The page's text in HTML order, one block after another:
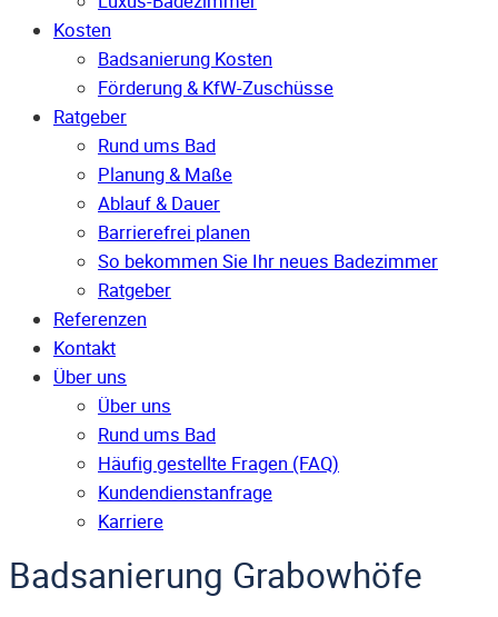
Kosten
Badsanierung Kosten
Förderung & KfW-Zuschüsse
Ratgeber
Rund ums Bad
Planung & Maße
Ablauf & Dauer
Barrierefrei planen
So bekommen Sie Ihr neues Badezimmer
Ratgeber
Referenzen
Kontakt
Über uns
Über uns
Rund ums Bad
Häufig gestellte Fragen (FAQ)
Kunden­dienst­anfrage
Karriere
Badsanierung Grabowhöfe